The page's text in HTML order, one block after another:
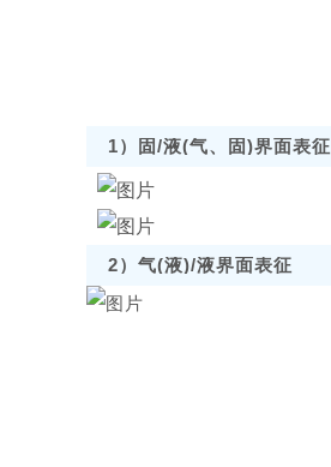
1）固/液(气、固)界面表征
2）气(液)/液界面表征